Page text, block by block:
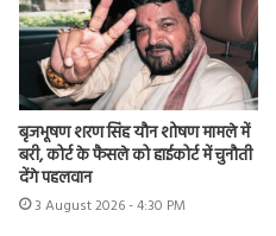
बृजभूषण शरण सिंह यौन शोषण मामले में
बरी, कोर्ट के फैसले को हाईकोर्ट में चुनौती
देंगे पहलवान
3 August 2026 - 4:30 PM